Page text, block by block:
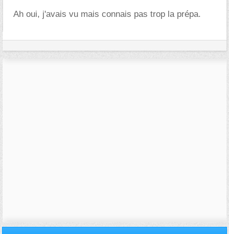
Ah oui, j'avais vu mais connais pas trop la prépa.